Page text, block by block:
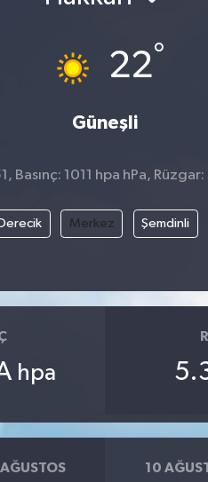
22°
Güneşli
Basınç: 1011 hpa hPa,
Derecik Merkez Şemdinli
hpa
10